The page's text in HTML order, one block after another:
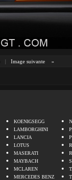
| Image suivante »
KOENIGSEGG
LAMBORGHINI
LANCIA
LOTUS
MASERATI
MAYBACH
MCLAREN
MERCEDES BENZ